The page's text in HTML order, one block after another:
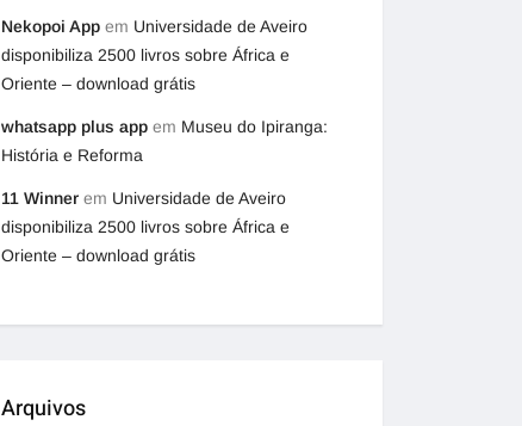
Nekopoi App em Universidade de Aveiro
disponibiliza 2500 livros sobre África e
Oriente – download grátis
whatsapp plus app em Museu do Ipiranga:
História e Reforma
11 Winner em Universidade de Aveiro
disponibiliza 2500 livros sobre África e
Oriente – download grátis
Arquivos